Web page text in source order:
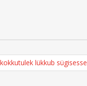
lükkub sügisesse